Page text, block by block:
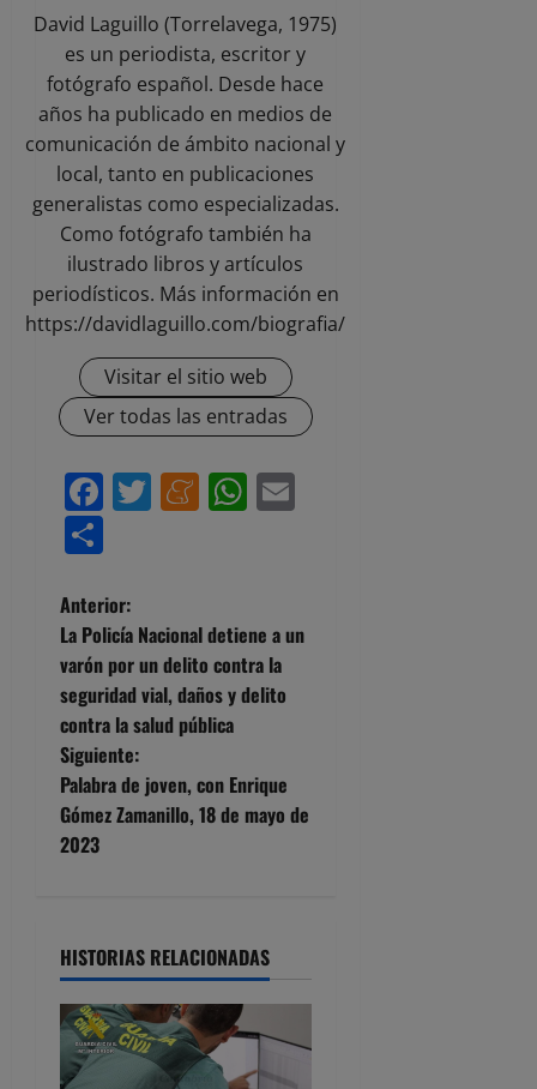
David Laguillo (Torrelavega, 1975)
es un periodista, escritor y
fotógrafo español. Desde hace
años ha publicado en medios de
comunicación de ámbito nacional y
local, tanto en publicaciones
generalistas como especializadas.
Como fotógrafo también ha
ilustrado libros y artículos
periodísticos. Más información en
https://davidlaguillo.com/biografia/
Visitar el sitio web
Ver todas las entradas
Facebook
Twitter
Meneame
WhatsApp
N
a
v
e
g
a
i
ó
n
Anterior:
La Policía Nacional detiene a un
varón por un delito contra la
seguridad vial, daños y delito
contra la salud pública
Siguiente:
Palabra de joven, con Enrique
Gómez Zamanillo, 18 de mayo de
2023
HISTORIAS RELACIONADAS